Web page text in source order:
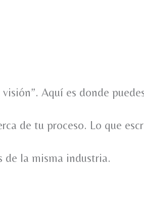
Aquí es donde
de tu proceso. Lo que
de la misma industria.